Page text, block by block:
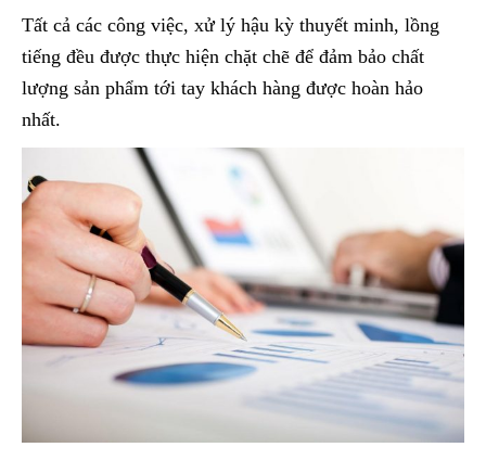
Tất cả các công việc, xử lý hậu kỳ thuyết minh, lồng
tiếng đều được thực hiện chặt chẽ để đảm bảo chất
lượng sản phẩm tới tay khách hàng được hoàn hảo
nhất.